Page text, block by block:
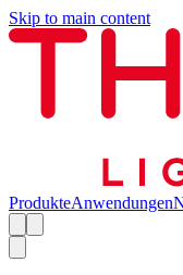
Skip to main content
ProdukteAnwendungen